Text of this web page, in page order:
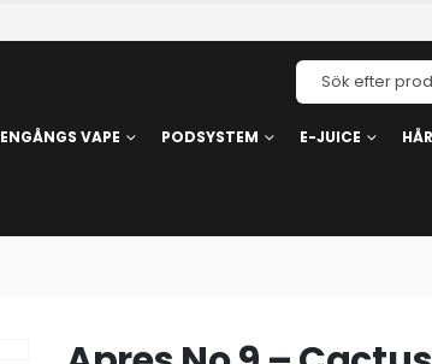
ENGÅNGS VAPE PODSYSTEM E-JUICE